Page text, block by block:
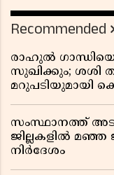
Recommended
രാഹുൽ
സുഖിക്കും; ശശി
മറുപടിയുമായി
സംസ്ഥാനത്ത്
ജില്ലകളിൽ മഞ്ഞ
നിർദേശം